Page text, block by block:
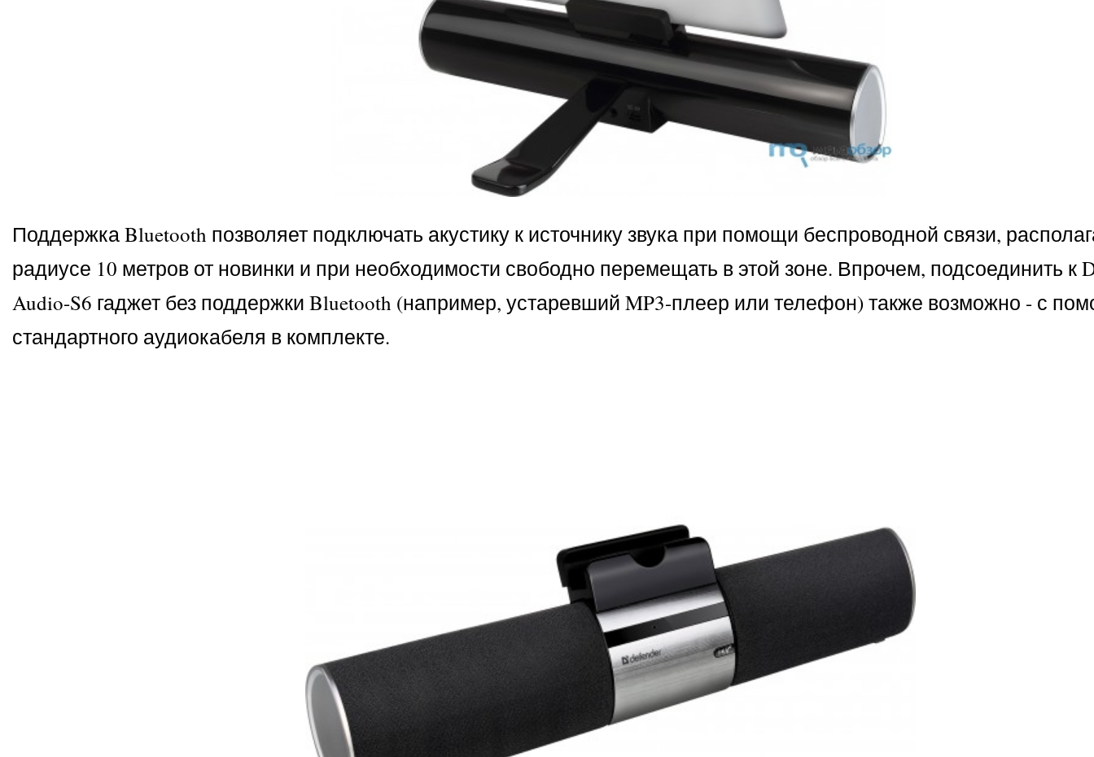
Поддержка Bluetooth позволяет подключать акустику к источнику звука при помощи беспроводной связи,
радиусе 10 метров от новинки и при необходимости свободно перемещать в этой зоне. Впрочем, подсоединить к
Audio-S6 гаджет без поддержки Bluetooth (например, устаревший MP3-плеер или телефон) также возможно - с
стандартного аудиокабеля в комплекте.